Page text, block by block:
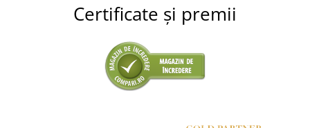
Certificate și premii